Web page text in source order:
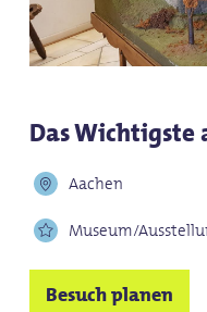
Das
Aachen
Museum/
Besuch planen